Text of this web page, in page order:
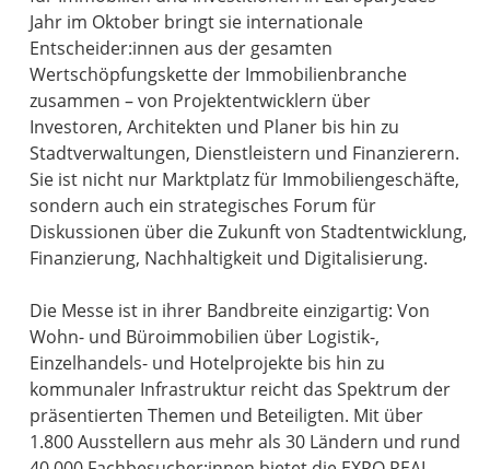
Jahr im Oktober bringt sie internationale
Entscheider:innen aus der gesamten
Wertschöpfungskette der Immobilienbranche
zusammen – von Projektentwicklern über
Investoren, Architekten und Planer bis hin zu
Stadtverwaltungen, Dienstleistern und Finanzierern.
Sie ist nicht nur Marktplatz für Immobiliengeschäfte,
sondern auch ein strategisches Forum für
Diskussionen über die Zukunft von Stadtentwicklung,
Finanzierung, Nachhaltigkeit und Digitalisierung.
Die Messe ist in ihrer Bandbreite einzigartig: Von
Wohn- und Büroimmobilien über Logistik-,
Einzelhandels- und Hotelprojekte bis hin zu
kommunaler Infrastruktur reicht das Spektrum der
präsentierten Themen und Beteiligten. Mit über
1.800 Ausstellern aus mehr als 30 Ländern und rund